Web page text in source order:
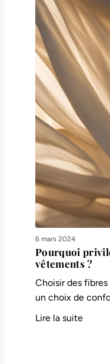
6 mars 2024
Pourquoi
vêtements ?
Choisir des
un choix de
Lire la suite